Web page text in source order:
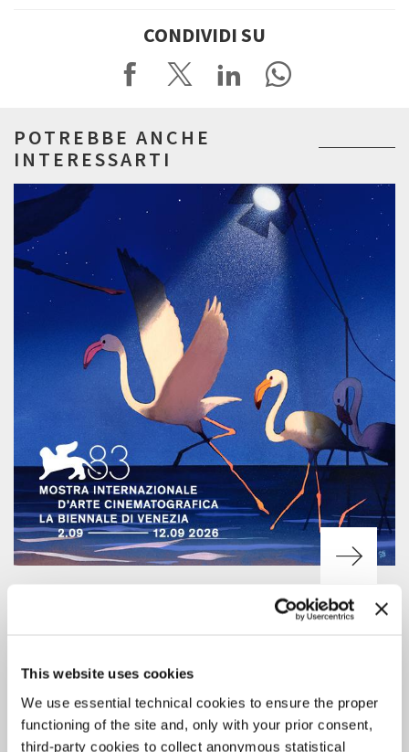
This website uses cookies
We use essential technical cookies to ensure the proper
functioning of the site and, only with your prior consent,
third-party cookies to collect anonymous statistical
CONDIVIDI SU
POTREBBE ANCHE
INTERESSARTI
partire dalle ore 15 di martedì 11 agosto.